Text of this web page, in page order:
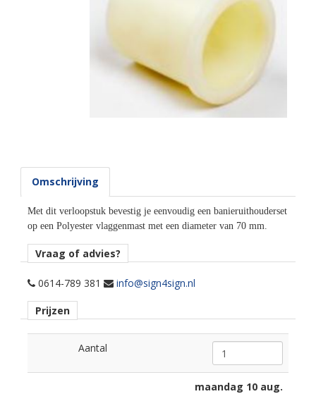
Omschrijving
Met dit verloopstuk bevestig je eenvoudig een banieruithouderset
op een Polyester vlaggenmast met een diameter van 70 mm.
Vraag of advies?
0614-789 381 info@sign4sign.nl
Prijzen
Aantal
maandag 10 aug.